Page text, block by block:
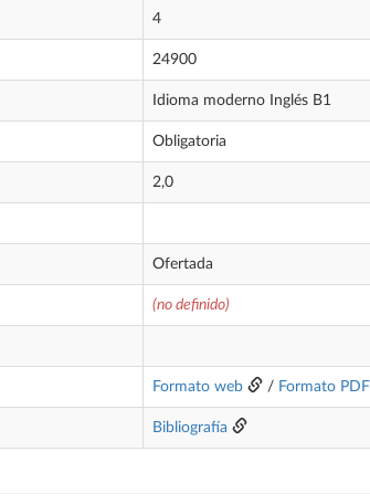
4
24900
Idioma moderno Inglés B1
Obligatoria
2,0
Ofertada
(no definido)
Formato web / Formato PDF
Bibliografía